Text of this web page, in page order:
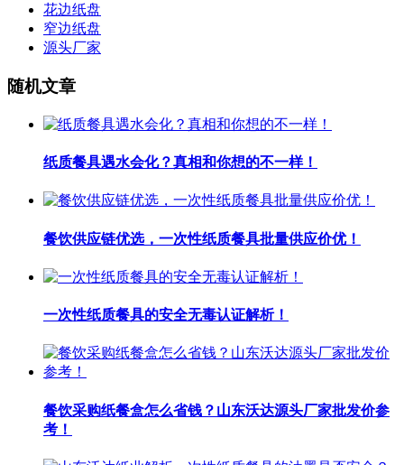
花边纸盘
窄边纸盘
源头厂家
随机文章
纸质餐具遇水会化？真相和你想的不一样！
餐饮供应链优选，一次性纸质餐具批量供应价优！
一次性纸质餐具的安全无毒认证解析！
餐饮采购纸餐盒怎么省钱？山东沃达源头厂家批发价参
考！